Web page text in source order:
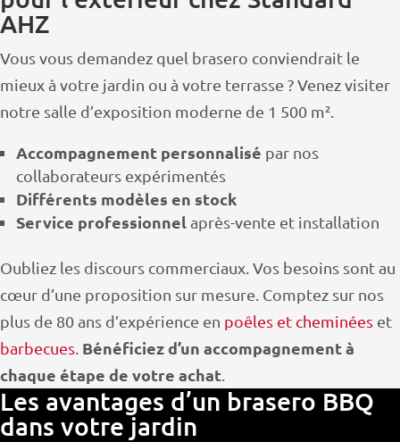
AHZ
Vous vous demandez quel brasero conviendrait le
mieux à votre jardin ou à votre terrasse ? Venez visiter
notre salle d’exposition moderne de 1 500 m².
Accompagnement personnalisé par nos
collaborateurs expérimentés
Différents modèles en stock
Service professionnelaprès-vente et installation
Oubliez les discours commerciaux. Vos besoins sont au
cœur d’une proposition sur mesure. Comptez sur nos
plus de 80 ans d’expérience en poêles et cheminées et
barbecues Bénéficiez d’un accompagnement à
chaque étape de votre achat
Les avantages d’un brasero BBQ
dans votre jardin